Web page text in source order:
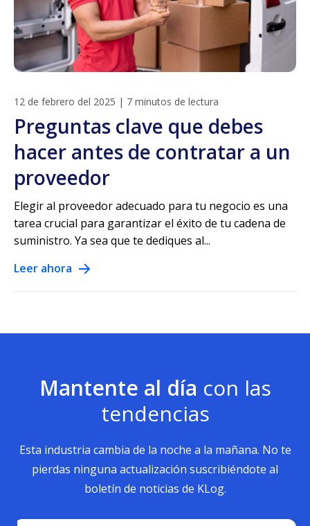
12 de febrero del 2025 | 7 minutos de lectura
Preguntas clave que debes
hacer antes de contratar a un
proveedor
Elegir al proveedor adecuado para tu negocio es una
tarea crucial para garantizar el éxito de tu cadena de
suministro. Ya sea que te dediques al...
Leer ahora
Mantente al día con las
tendencias
Esta industria cambia de la noche a la mañana. No te
pierdas ninguna actualización suscribiéndote al
boletín de noticias de KLog.